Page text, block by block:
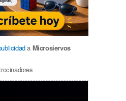
a Microsiervos